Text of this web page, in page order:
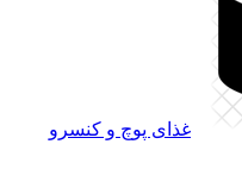
غذای پوچ و کنسرو